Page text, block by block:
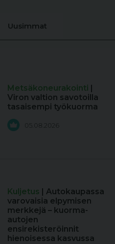
Uusimmat
Metsäkoneurakointi |
Viron valtion savotoilla
tasaisempi työkuorma
05.08.2026
Kuljetus | Autokaupassa
varovaisia elpymisen
merkkejä – kuorma-
autojen
ensirekisteröinnit
hienoisessa kasvussa